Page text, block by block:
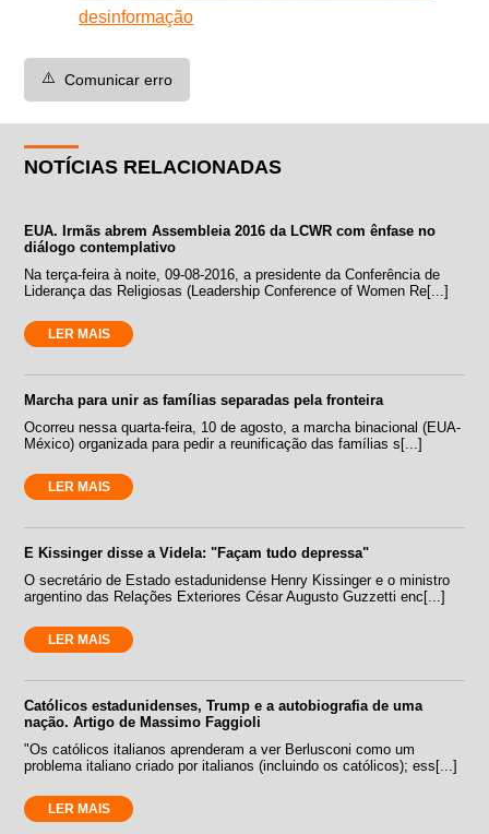
desinformação
⚠️ Comunicar erro
NOTÍCIAS RELACIONADAS
EUA. Irmãs abrem Assembleia 2016 da LCWR com ênfase no
diálogo contemplativo
Na terça-feira à noite, 09-08-2016, a presidente da Conferência de
Liderança das Religiosas (Leadership Conference of Women Re[...]
LER MAIS
Marcha para unir as famílias separadas pela fronteira
Ocorreu nessa quarta-feira, 10 de agosto, a marcha binacional (EUA-
México) organizada para pedir a reunificação das famílias s[...]
LER MAIS
E Kissinger disse a Videla: "Façam tudo depressa"
O secretário de Estado estadunidense Henry Kissinger e o ministro
argentino das Relações Exteriores César Augusto Guzzetti enc[...]
LER MAIS
Católicos estadunidenses, Trump e a autobiografia de uma
nação. Artigo de Massimo Faggioli
"Os católicos italianos aprenderam a ver Berlusconi como um
problema italiano criado por italianos (incluindo os católicos); ess[...]
LER MAIS